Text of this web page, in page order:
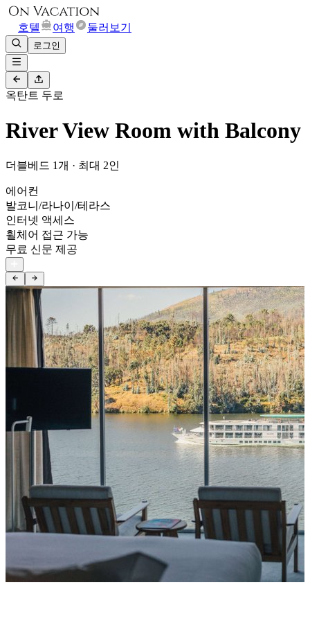
호텔 여행 둘러보기
로그인
옥탄트 두로
River View Room with Balcony
더블베드 1개 · 최대 2인
에어컨
발코니/라나이/테라스
인터넷 액세스
휠체어 접근 가능
무료 신문 제공